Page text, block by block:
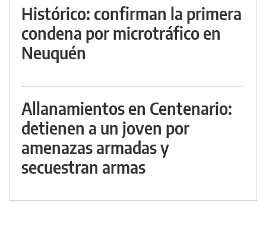
Histórico: confirman la primera
condena por microtráfico en
Neuquén
Allanamientos en Centenario:
detienen a un joven por
amenazas armadas y
secuestran armas